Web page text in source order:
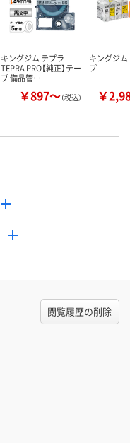
キングジム テプラ
TEPRA PRO【純正】テー
プ 備品管…
￥897～（税込）
キングジ
プ
￥
閲覧履歴の削除